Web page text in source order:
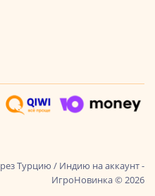
Турцию / Индию на аккаунт -
ИгроНовинка © 2026